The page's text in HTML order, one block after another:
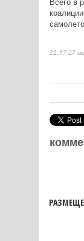
Всего в
22:57 27